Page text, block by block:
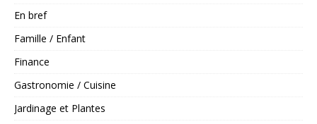
En bref
Famille / Enfant
Finance
Gastronomie / Cuisine
Jardinage et Plantes